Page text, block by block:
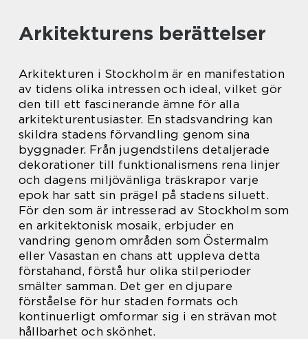
Arkitekturens berättelser
Arkitekturen i Stockholm är en manifestation
av tidens olika intressen och ideal, vilket gör
den till ett fascinerande ämne för alla
arkitekturentusiaster. En stadsvandring kan
skildra stadens förvandling genom sina
byggnader. Från jugendstilens detaljerade
dekorationer till funktionalismens rena linjer
och dagens miljövänliga träskrapor varje
epok har satt sin prägel på stadens siluett.
För den som är intresserad av Stockholm som
en arkitektonisk mosaik, erbjuder en
vandring genom områden som Östermalm
eller Vasastan en chans att uppleva detta
förstahand, förstå hur olika stilperioder
smälter samman. Det ger en djupare
förståelse för hur staden formats och
kontinuerligt omformar sig i en strävan mot
hållbarhet och skönhet.